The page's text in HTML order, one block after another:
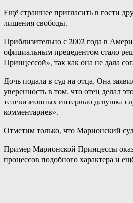
Ещё страшнее пригласить в гости
лишения свободы.
Приблизительно с 2002 года в
официальным прецедентом стало
Принцессой», так как она не дала
Дочь подала в суд на отца. Она
уверенность в том, что отец делал
телевизионных интервью девушка
комментариев».
Отметим только, что Марионский
Пример Марионской Принцессы
процессов подобного характера и